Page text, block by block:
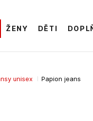
unisex Papion jeans
ŽENY DĚTI